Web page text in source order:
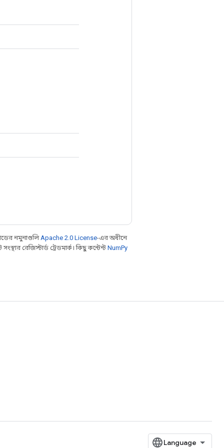
নমুনাগুলি Apache 2.0 License-এর অধীনে
রেজিস্টার্ড ট্রেডমার্ক। কিছু কন্টেন্ট NumPy